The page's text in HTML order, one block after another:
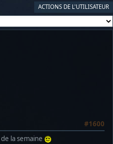
ACTIONS DE L'UTILISATEUR
#1600
la semaine